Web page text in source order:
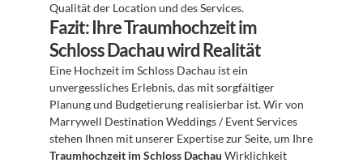
Qualität der Location und des Services.
Fazit: Ihre Traumhochzeit im
Schloss Dachau wird Realität
Eine Hochzeit im Schloss Dachau ist ein
unvergessliches Erlebnis, das mit sorgfältiger
Planung und Budgetierung realisierbar ist. Wir von
Marrywell Destination Weddings / Event Services
Traumhochzeit im Schloss Dachau Wirklichkeit